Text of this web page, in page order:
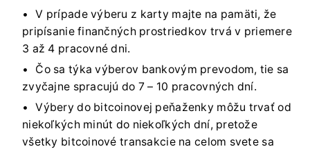
V prípade výberu z karty majte na pamäti, že
pripísanie finančných prostriedkov trvá v priemere
3 až 4 pracovné dni.
Čo sa týka výberov bankovým prevodom, tie sa
zvyčajne spracujú do 7 – 10 pracovných dní.
Výbery do bitcoinovej peňaženky môžu trvať od
niekoľkých minút do niekoľkých dní, pretože
všetky bitcoinové transakcie na celom svete sa